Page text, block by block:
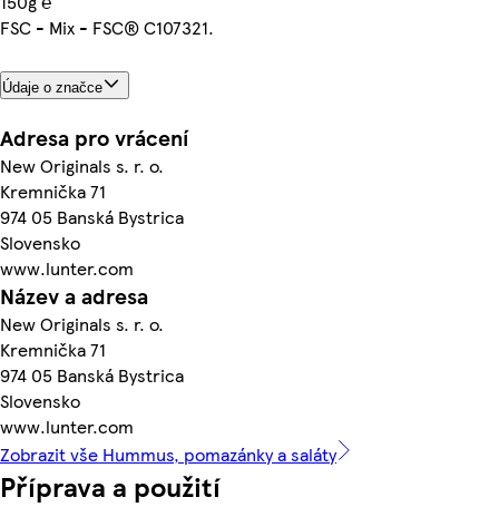
FSC - Mix - FSC® C107321.
Údaje o značce
Adresa pro vrácení
New Originals s. r. o.
Kremnička 71
974 05 Banská Bystrica
Slovensko
www.lunter.com
Název a adresa
New Originals s. r. o.
Kremnička 71
974 05 Banská Bystrica
Slovensko
www.lunter.com
Zobrazit vše Hummus, pomazánky a saláty
Příprava a použití